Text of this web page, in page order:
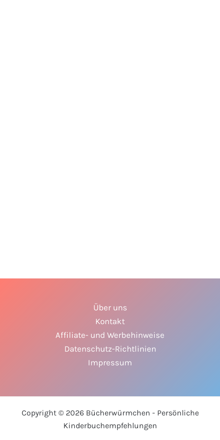
Über uns
Kontakt
Affiliate- und Werbehinweise
Datenschutz-Richtlinien
Impressum
Copyright © 2026 Bücherwürmchen - Persönliche
Kinderbuchempfehlungen